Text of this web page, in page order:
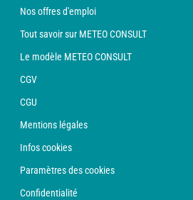
Nos offres d'emploi
Tout savoir sur METEO CONSULT
Le modèle METEO CONSULT
CGV
CGU
Mentions légales
Infos cookies
Paramètres des cookies
Confidentialité